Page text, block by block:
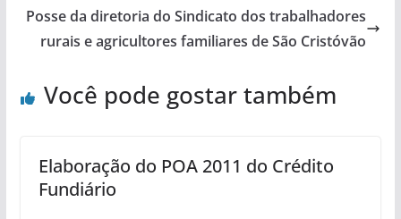
Posse da diretoria do Sindicato dos trabalhadores
rurais e agricultores familiares de São Cristóvão
Você pode gostar também
Elaboração do POA 2011 do Crédito
Fundiário